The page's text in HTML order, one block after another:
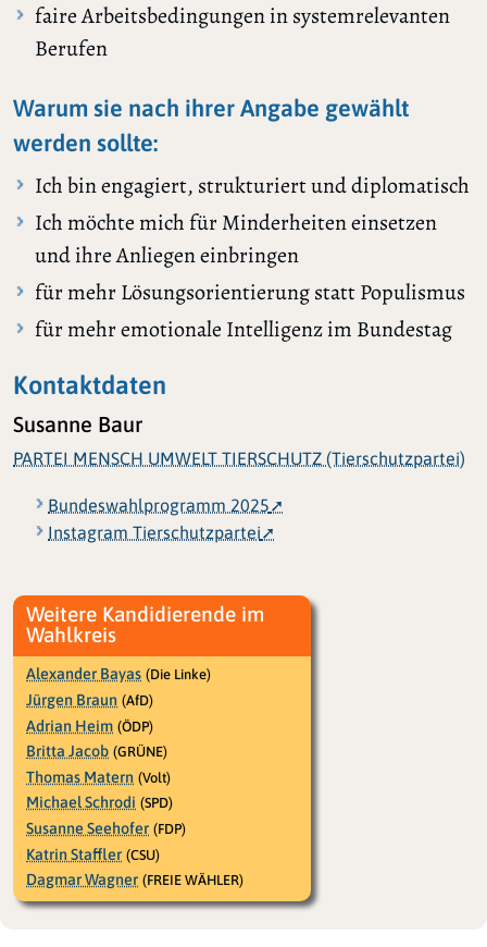
faire Arbeitsbedingungen in systemrelevanten
Berufen
Warum sie nach ihrer Angabe gewählt
werden sollte:
Ich bin engagiert, strukturiert und diplomatisch
Ich möchte mich für Minderheiten einsetzen
und ihre Anliegen einbringen
für mehr Lösungsorientierung statt Populismus
für mehr emotionale Intelligenz im Bundestag
Kontaktdaten
Susanne Baur
PARTEI MENSCH UMWELT TIERSCHUTZ (Tierschutzpartei)
Bundeswahlprogramm 2025
Instagram Tierschutzpartei
Weitere Kandidierende im
Wahlkreis
Alexander Bayas (Die Linke)
Jürgen Braun (AfD)
Adrian Heim (ÖDP)
Britta Jacob (GRÜNE)
Thomas Matern (Volt)
Michael Schrodi (SPD)
Susanne Seehofer (FDP)
Katrin Staffler (CSU)
Dagmar Wagner (FREIE WÄHLER)